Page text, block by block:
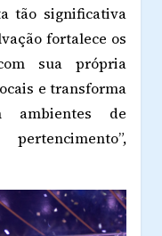
tão significativa
fortalece os
sua própria
e transforma
ambientes de